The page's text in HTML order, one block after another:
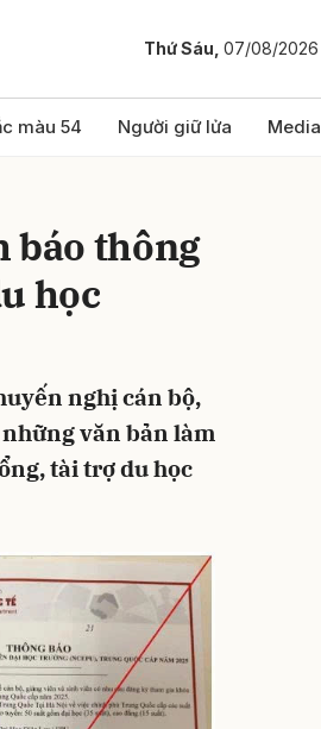
Thứ Sáu, 07/08/2026
màu 54 Người giữ lửa Media
báo thông
học
nghị cán bộ,
văn bản làm
tài trợ du học
Hủy